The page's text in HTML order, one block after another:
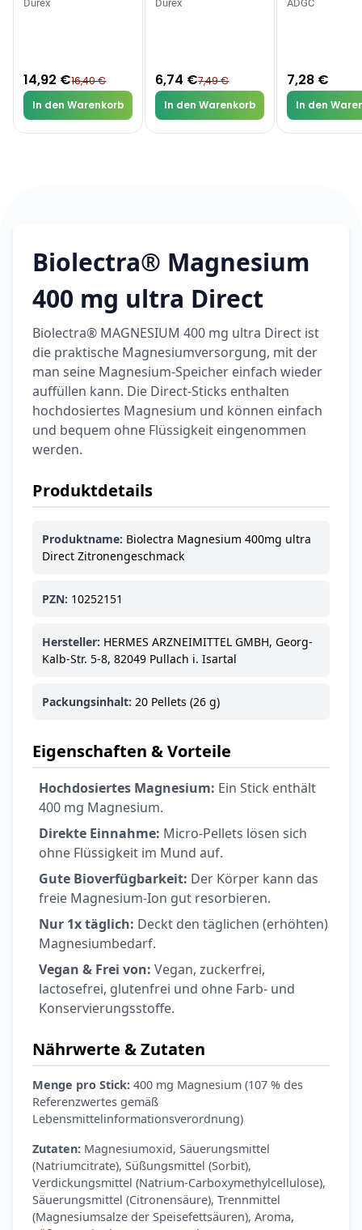
ARZNEIMITTEL & GESUNDHEIT
ARZNEIMITTEL & GESUNDHEIT
Durex Play Feel
Gleitgel
Dexeryl
die ganze Familie
5,91 € 6,35 € -7%
Linola Forte
Shampoo für
juckende, trockene
oder zu
Schuppenflechte
neigende Kopfhaut
12,28 € 16,37 € -25%
ARZNEIMITTEL & GESUNDHEIT
Vagisan Milchsäure
– Zäpfchen zur
pH-Wert-
12,89 €
OHROPAX® Classic
Ohrstöpsel
ARZNEIMITTEL & GESUNDHEIT
Softa Swabs
100 Stück
3,75 €
Lefax® extra
Kautabletten
ARZNEIMITTEL & GESUNDHEIT
Hämorrhoidensalbe:
Bei Hämorrhoiden
12,04 € 12,95 € -7%
Nach Marke kaufen
Durex
14,92 €16,40 €
In den Warenkorb
Durex
6,74 €7,49 €
In den Warenkorb
ADGC
7,28 €
In den
Biolectra® Magnesium
400 mg ultra Direct
Biolectra® MAGNESIUM 400 mg ultra Direct ist
die praktische Magnesiumversorgung, mit der
man seine Magnesium-Speicher einfach wieder
auffüllen kann. Die Direct-Sticks enthalten
hochdosiertes Magnesium und können einfach
und bequem ohne Flüssigkeit eingenommen
werden.
Produktdetails
Produktname: Biolectra Magnesium 400mg ultra
Direct Zitronengeschmack
PZN: 10252151
Hersteller: HERMES ARZNEIMITTEL GMBH, Georg-
Kalb-Str. 5-8, 82049 Pullach i. Isartal
Packungsinhalt: 20 Pellets (26 g)
Eigenschaften & Vorteile
Hochdosiertes Magnesium: Ein Stick enthält
400 mg Magnesium.
Direkte Einnahme: Micro-Pellets lösen sich
ohne Flüssigkeit im Mund auf.
Gute Bioverfügbarkeit: Der Körper kann das
freie Magnesium-Ion gut resorbieren.
Nur 1x täglich: Deckt den täglichen (erhöhten)
Magnesiumbedarf.
Vegan & Frei von: Vegan, zuckerfrei,
lactosefrei, glutenfrei und ohne Farb- und
Konservierungsstoffe.
Nährwerte & Zutaten
Menge pro Stick: 400 mg Magnesium (107 % des
Referenzwertes gemäß
Lebensmittelinformationsverordnung)
Zutaten: Magnesiumoxid, Säuerungsmittel
(Natriumcitrate), Süßungsmittel (Sorbit),
Verdickungsmittel (Natrium-Carboxymethylcellulose),
Säuerungsmittel (Citronensäure), Trennmittel
(Magnesiumsalze der Speisefettsäuren), Aroma,